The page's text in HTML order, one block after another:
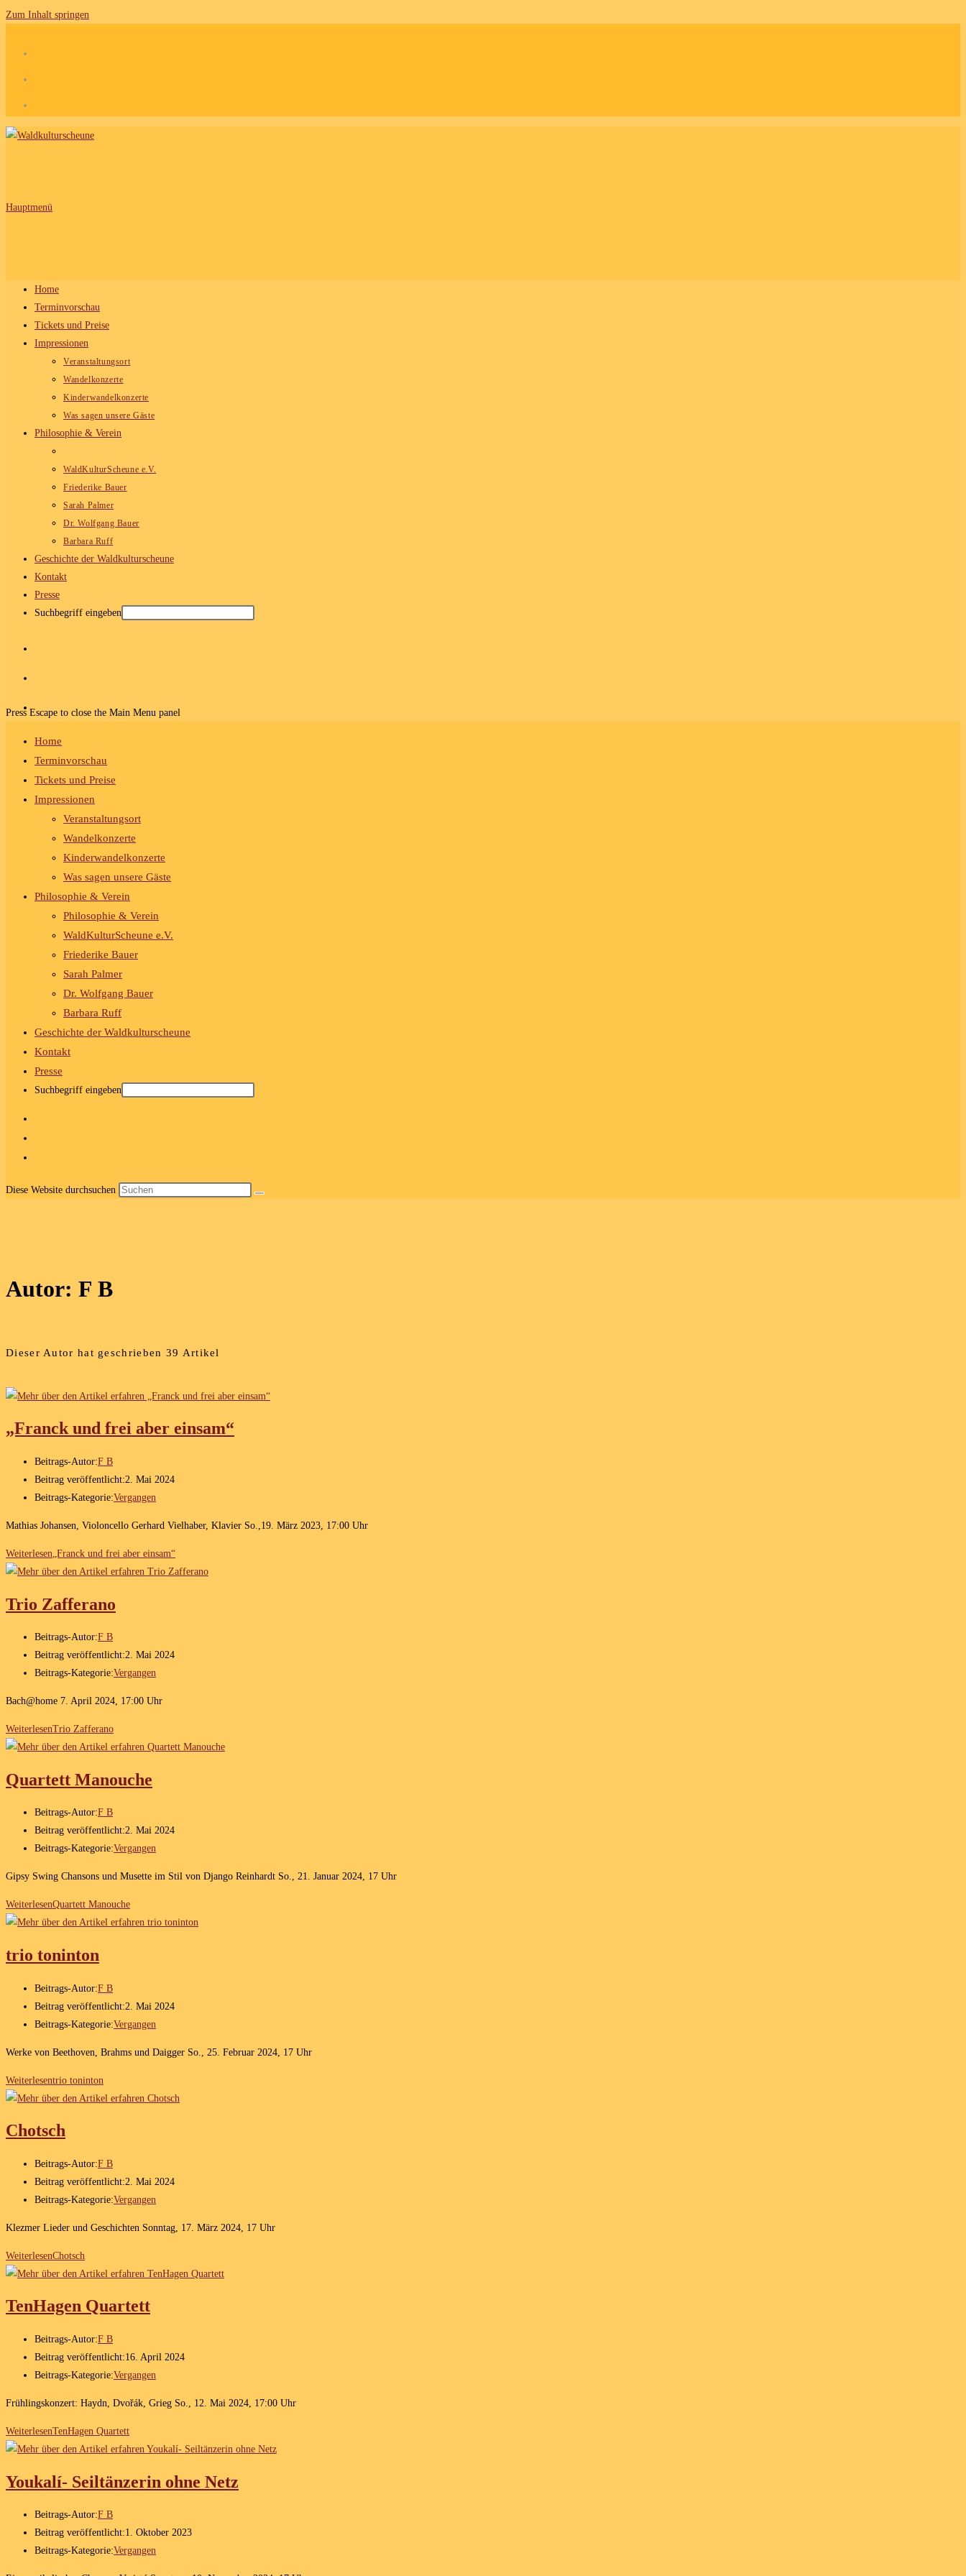
Zum Inhalt springen
Hauptmenü
Home
Terminvorschau
Tickets und Preise
Impressionen
Veranstaltungsort
Wandelkonzerte
Kinderwandelkonzerte
Was sagen unsere Gäste
Philosophie & Verein
WaldKulturScheune e.V.
Friederike Bauer
Sarah Palmer
Dr. Wolfgang Bauer
Barbara Ruff
Geschichte der Waldkulturscheune
Kontakt
Presse
Suchbegriff eingeben
Press Escape to close the Main Menu panel
Home
Terminvorschau
Tickets und Preise
Impressionen
Veranstaltungsort
Wandelkonzerte
Kinderwandelkonzerte
Was sagen unsere Gäste
Philosophie & Verein
Philosophie & Verein
WaldKulturScheune e.V.
Friederike Bauer
Sarah Palmer
Dr. Wolfgang Bauer
Barbara Ruff
Geschichte der Waldkulturscheune
Kontakt
Presse
Suchbegriff eingeben
Diese Website durchsuchen
Autor: F B
Dieser Autor hat geschrieben 39 Artikel
„Franck und frei aber einsam“
Beitrags-Autor:F B
Beitrag veröffentlicht:2. Mai 2024
Beitrags-Kategorie:Vergangen
Mathias Johansen, Violoncello Gerhard Vielhaber, Klavier So.,19. März 2023, 17:00 Uhr
Weiterlesen„Franck und frei aber einsam“
Trio Zafferano
Beitrags-Autor:F B
Beitrag veröffentlicht:2. Mai 2024
Beitrags-Kategorie:Vergangen
Bach@home 7. April 2024, 17:00 Uhr
WeiterlesenTrio Zafferano
Quartett Manouche
Beitrags-Autor:F B
Beitrag veröffentlicht:2. Mai 2024
Beitrags-Kategorie:Vergangen
Gipsy Swing Chansons und Musette im Stil von Django Reinhardt So., 21. Januar 2024, 17 Uhr
WeiterlesenQuartett Manouche
trio toninton
Beitrags-Autor:F B
Beitrag veröffentlicht:2. Mai 2024
Beitrags-Kategorie:Vergangen
Werke von Beethoven, Brahms und Daigger So., 25. Februar 2024, 17 Uhr
Weiterlesentrio toninton
Chotsch
Beitrags-Autor:F B
Beitrag veröffentlicht:2. Mai 2024
Beitrags-Kategorie:Vergangen
Klezmer Lieder und Geschichten Sonntag, 17. März 2024, 17 Uhr
WeiterlesenChotsch
TenHagen Quartett
Beitrags-Autor:F B
Beitrag veröffentlicht:16. April 2024
Beitrags-Kategorie:Vergangen
Frühlingskonzert: Haydn, Dvořák, Grieg So., 12. Mai 2024, 17:00 Uhr
WeiterlesenTenHagen Quartett
Youkalí- Seiltänzerin ohne Netz
Beitrags-Autor:F B
Beitrag veröffentlicht:1. Oktober 2023
Beitrags-Kategorie:Vergangen